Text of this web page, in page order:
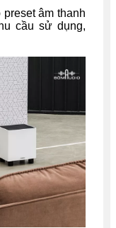
âm thanh
cầu sử dụng,